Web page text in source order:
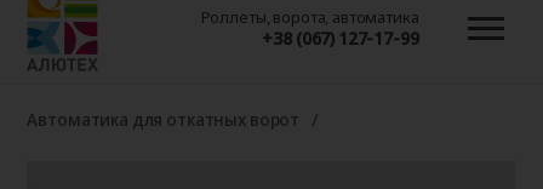
Роллеты, ворота, автоматика
+38 (067) 127-17-99
Автоматика для откатных ворот